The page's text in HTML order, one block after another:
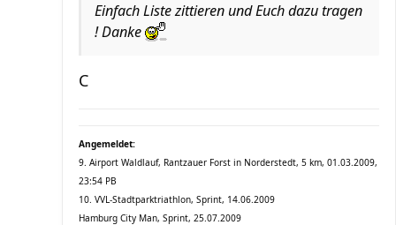
Einfach Liste zittieren und Euch dazu tragen
! Danke
C
Angemeldet:
9. Airport Waldlauf, Rantzauer Forst in Norderstedt, 5 km, 01.03.2009,
23:54 PB
10. VVL-Stadtparktriathlon, Sprint, 14.06.2009
Hamburg City Man, Sprint, 25.07.2009